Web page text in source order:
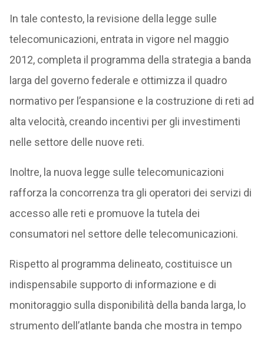
In tale contesto, la revisione della legge sulle
telecomunicazioni, entrata in vigore nel maggio
2012, completa il programma della strategia a banda
larga del governo federale e ottimizza il quadro
normativo per l’espansione e la costruzione di reti ad
alta velocità, creando incentivi per gli investimenti
nelle settore delle nuove reti.
Inoltre, la nuova legge sulle telecomunicazioni
rafforza la concorrenza tra gli operatori dei servizi di
accesso alle reti e promuove la tutela dei
consumatori nel settore delle telecomunicazioni.
Rispetto al programma delineato, costituisce un
indispensabile supporto di informazione e di
monitoraggio sulla disponibilità della banda larga, lo
strumento dell’atlante banda che mostra in tempo